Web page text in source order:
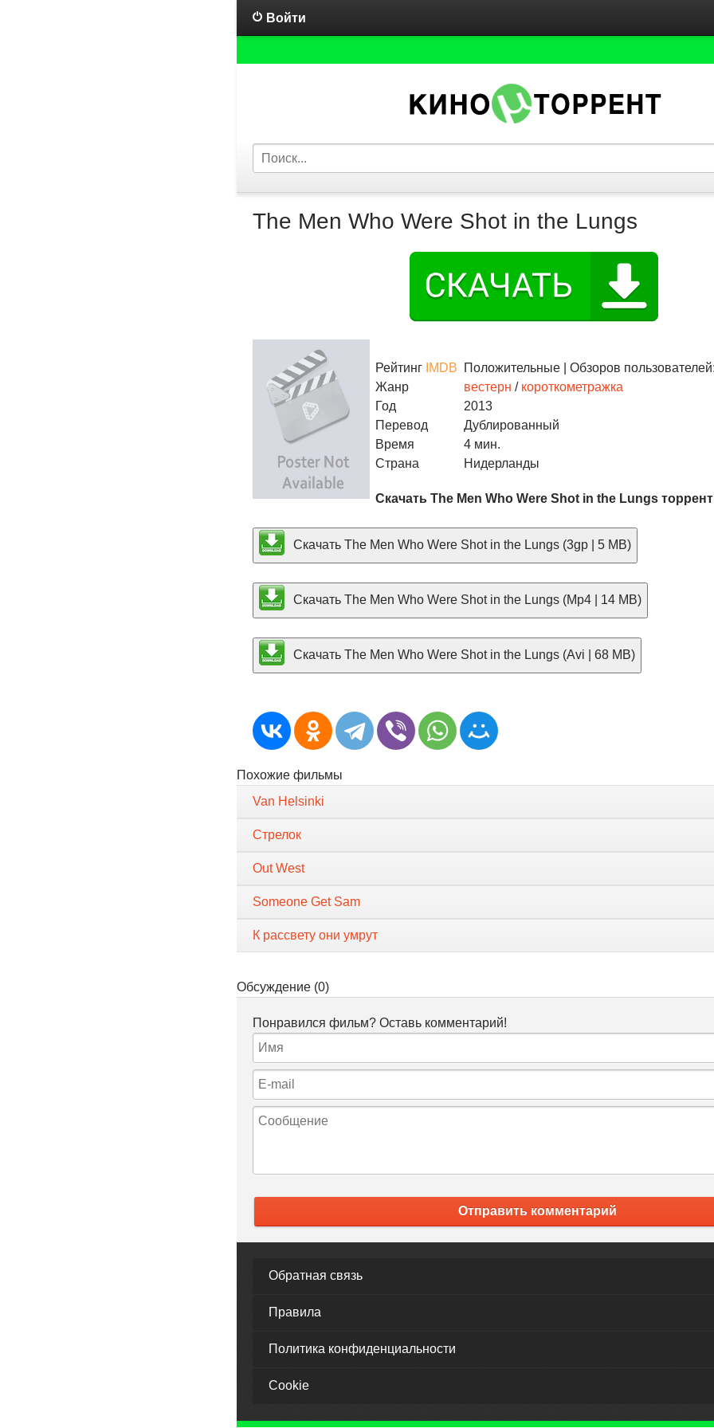
Войти
The Men Who Were Shot in the Lungs
Рейтинг IMDB Положительные | Обзоров
Жанр
вестерн / короткометражка
Год
2013
Перевод
Дублированный
Время
4 мин.
Страна
Нидерланды
Скачать The Men Who Were Shot in the Lungs торрент
Скачать The Men Who Were Shot in the Lungs (3gp | 5 MB)
Скачать The Men Who Were Shot in the Lungs (Mp4 | 14 MB)
Скачать The Men Who Were Shot in the Lungs (Avi | 68 MB)
Похожие фильмы
Van Helsinki
Стрелок
Out West
Someone Get Sam
К рассвету они умрут
Обсуждение (0)
Понравился фильм? Оставь комментарий!
Отправить комментарий
Обратная связь
Правила
Политика конфиденциальности
Cookie